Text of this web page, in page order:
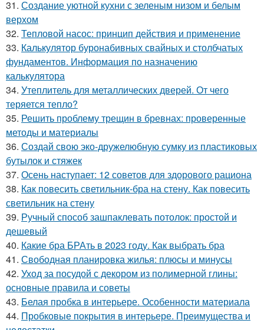
31. Создание уютной кухни с зеленым низом и белым
верхом
32. Тепловой насос: принцип действия и применение
33. Калькулятор буронабивных свайных и столбчатых
фундаментов. Информация по назначению
калькулятора
34. Утеплитель для металлических дверей. От чего
теряется тепло?
35. Решить проблему трещин в бревнах: проверенные
методы и материалы
36. Создай свою эко-дружелюбную сумку из пластиковых
бутылок и стяжек
37. Осень наступает: 12 советов для здорового рациона
38. Как повесить светильник-бра на стену. Как повесить
светильник на стену
39. Ручный способ зашпаклевать потолок: простой и
дешевый
40. Какие бра БРАть в 2023 году. Как выбрать бра
41. Свободная планировка жилья: плюсы и минусы
42. Уход за посудой с декором из полимерной глины:
основные правила и советы
43. Белая пробка в интерьере. Особенности материала
44. Пробковые покрытия в интерьере. Преимущества и